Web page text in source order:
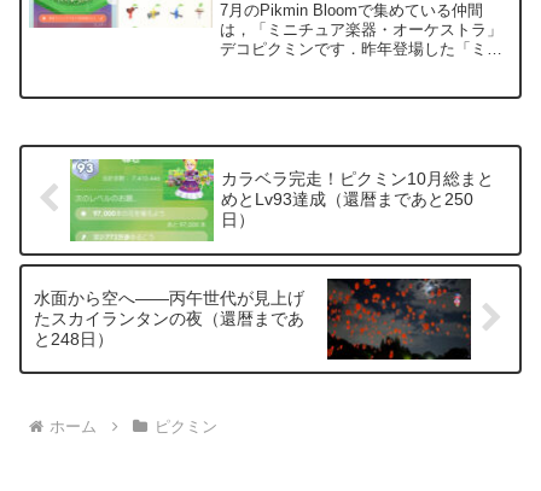
7月のPikmin Bloomで集めている仲間
は，「ミニチュア楽器・オーケストラ」
デコピクミンです．昨年登場した「ミニ
カラベラ完走！ピクミン10月総まと
めとLv93達成（還暦まであと250
日）
水面から空へ――丙午世代が見上げ
たスカイランタンの夜（還暦まであ
と248日）
ホーム ピクミン